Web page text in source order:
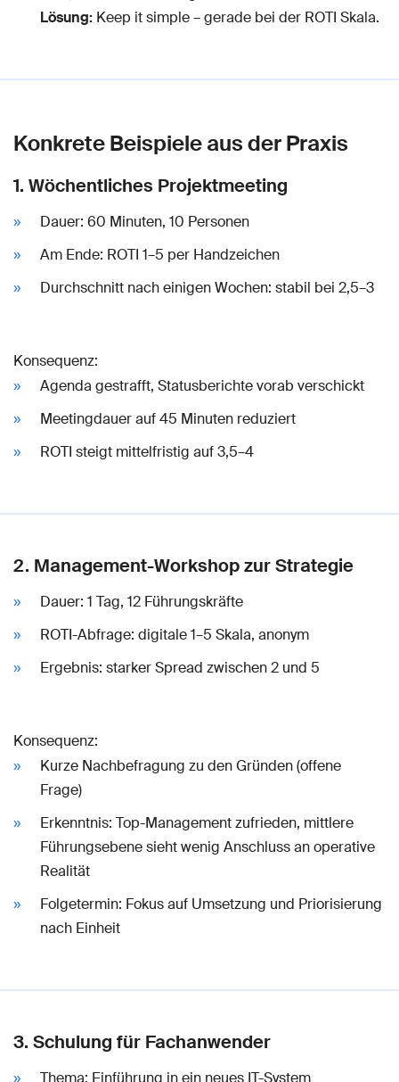
Lösung: Keep it simple – gerade bei der ROTI Skala.
Konkrete Beispiele aus der Praxis
1. Wöchentliches Projektmeeting
Dauer: 60 Minuten, 10 Personen
Am Ende: ROTI 1–5 per Handzeichen
Durchschnitt nach einigen Wochen: stabil bei 2,5–3
Konsequenz:
Agenda gestrafft, Statusberichte vorab verschickt
Meetingdauer auf 45 Minuten reduziert
ROTI steigt mittelfristig auf 3,5–4
2. Management-Workshop zur Strategie
Dauer: 1 Tag, 12 Führungskräfte
ROTI-Abfrage: digitale 1–5 Skala, anonym
Ergebnis: starker Spread zwischen 2 und 5
Konsequenz:
Kurze Nachbefragung zu den Gründen (offene
Frage)
Erkenntnis: Top-Management zufrieden, mittlere
Führungsebene sieht wenig Anschluss an operative
Realität
Folgetermin: Fokus auf Umsetzung und Priorisierung
nach Einheit
3. Schulung für Fachanwender